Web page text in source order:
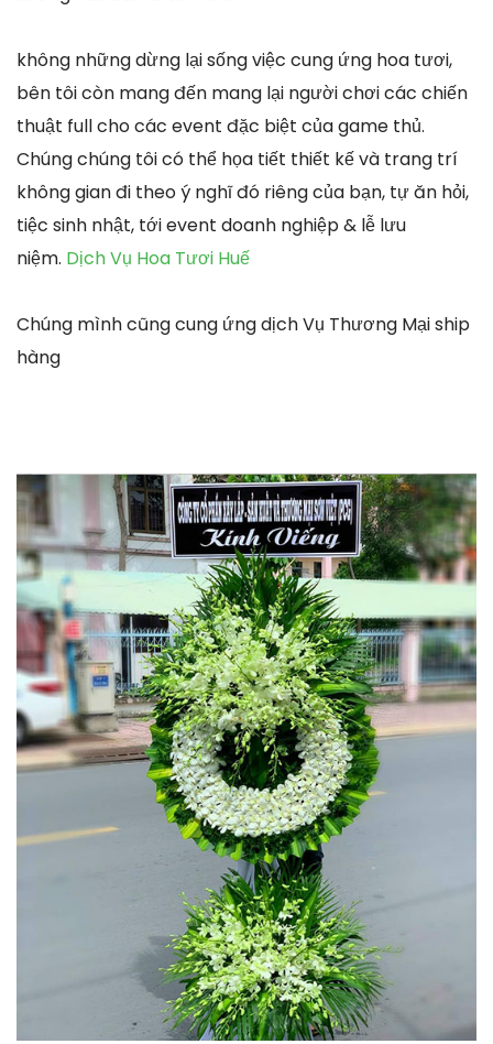
không những dừng lại sống việc cung ứng hoa tươi,
bên tôi còn mang đến mang lại người chơi các chiến
thuật full cho các event đặc biệt của game thủ.
Chúng chúng tôi có thể họa tiết thiết kế và trang trí
không gian đi theo ý nghĩ đó riêng của bạn, tự ăn hỏi,
tiệc sinh nhật, tới event doanh nghiệp & lễ lưu
niệm. Dịch Vụ Hoa Tươi Huế
Chúng mình cũng cung ứng dịch Vụ Thương Mại ship
hàng